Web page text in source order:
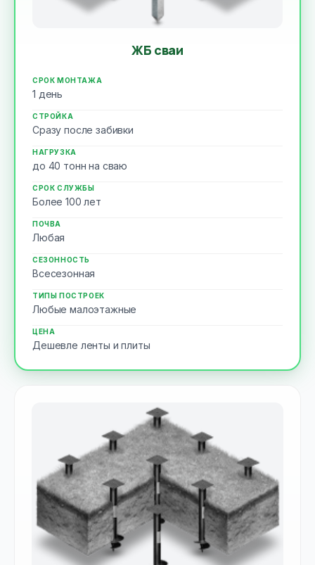
ЖБ сваи
СРОК МОНТАЖА
1 день
СТРОЙКА
Сразу после забивки
НАГРУЗКА
до 40 тонн на сваю
СРОК СЛУЖБЫ
Более 100 лет
ПОЧВА
Любая
СЕЗОННОСТЬ
Всесезонная
ТИПЫ ПОСТРОЕК
Любые малоэтажные
ЦЕНА
Дешевле ленты и плиты